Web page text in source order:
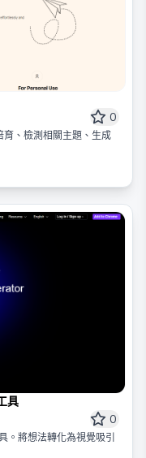
0
、檢測相關主題、生成
具
0
。將想法轉化為視覺吸引